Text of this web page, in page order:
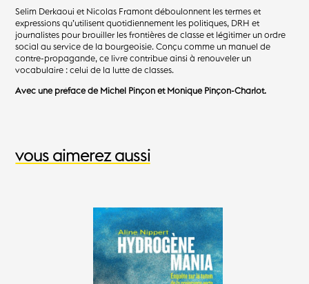
Selim Derkaoui et Nicolas Framont déboulonnent les termes et
expressions qu’utilisent quotidiennement les politiques, DRH et
journalistes pour brouiller les frontières de classe et légitimer un ordre
social au service de la bourgeoisie. Conçu comme un manuel de
contre-propagande, ce livre contribue ainsi à renouveler un
vocabulaire : celui de la lutte de classes.
Avec une préface de Michel Pinçon et Monique Pinçon-Charlot.
vous aimerez aussi